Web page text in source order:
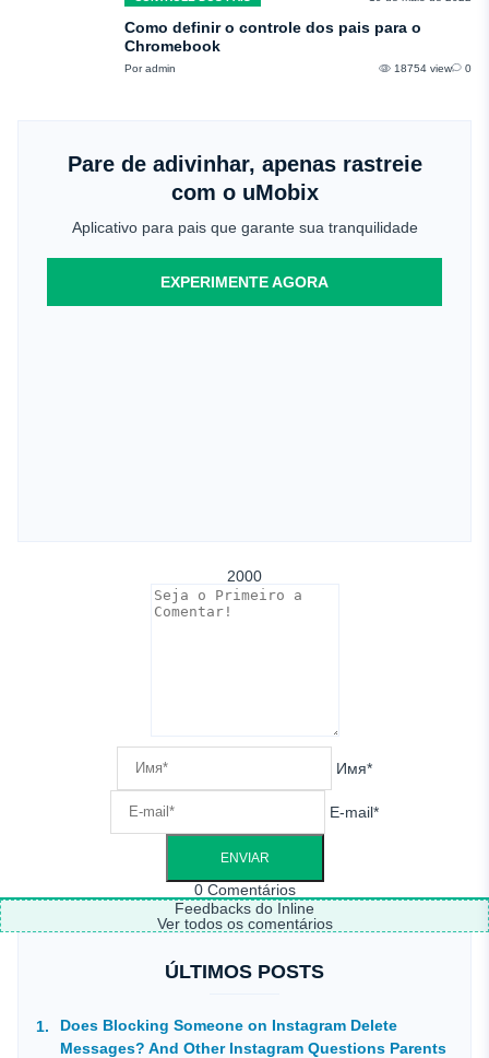
Como definir o controle dos pais para o
Chromebook
Por admin 18754 view 0
Pare de adivinhar, apenas rastreie
com o uMobix
Aplicativo para pais que garante sua tranquilidade
EXPERIMENTE AGORA
2000
Имя*
E-mail*
0Comentários
Feedbacks do Inline
Ver todos os comentários
ÚLTIMOS POSTS
Does Blocking Someone on Instagram Delete
Messages? And Other Instagram Questions Parents